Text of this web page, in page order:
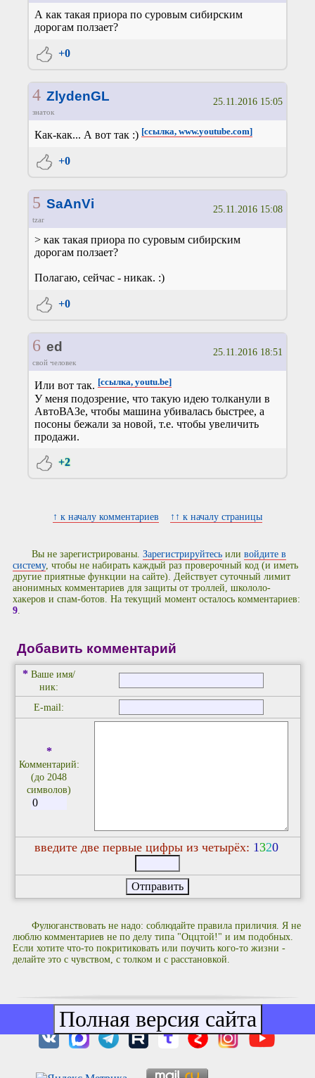
А как такая приора по суровым сибирским
дорогам ползает?
+0
4 ZlydenGL
знаток
25.11.2016 15:05
Как-как... А вот так :) [ссылка, www.youtube.com]
+0
5 SaAnVi
tzar
25.11.2016 15:08
> как такая приора по суровым сибирским
дорогам ползает?
Полагаю, сейчас - никак. :)
+0
6 ed
свой человек
25.11.2016 18:51
Или вот так. [ссылка, youtu.be]
У меня подозрение, что такую идею толканули в
АвтоВАЗе, чтобы машина убивалась быстрее, а
посоны бежали за новой, т.е. чтобы увеличить
продажи.
+2
↑ к началу комментариев ↑↑ к началу страницы
Вы не зарегистрированы.Зарегистрируйтесь иливойдите в
систему, чтобы не набирать каждый раз проверочный код (и иметь
другие приятные функции на сайте). Действует суточный лимит
анонимных комментариев для защиты от троллей, школоло-
хакеров и спам-ботов. На текущий момент осталось комментариев:
9.
Добавить комментарий
* Ваше имя/
ник:
E-mail:
*
Комментарий:
(до 2048
символов)
введите две первые цифры из четырёх: 1320
Фулюганствовать не надо: соблюдайте правила приличия. Я не
люблю комментариев не по делу типа "Оццтой!" и им подобных.
Если хотите что-то покритиковать или поучить кого-то жизни -
делайте это с чувством, с толком и с расстановкой.